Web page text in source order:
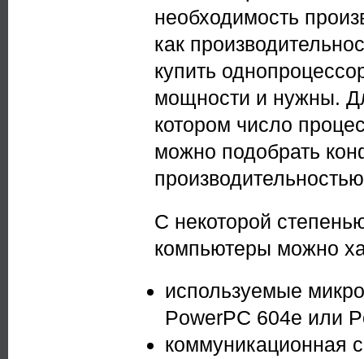
необходимость
как
купить
мощности и нужны.
котором число
можно подобрать
С некоторой
компьютеры можно
используемые
PowerPC 604e или
коммуникационная